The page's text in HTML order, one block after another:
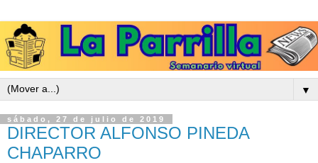
▼
sábado, 27 de julio de 2019
DIRECTOR ALFONSO PINEDA
CHAPARRO